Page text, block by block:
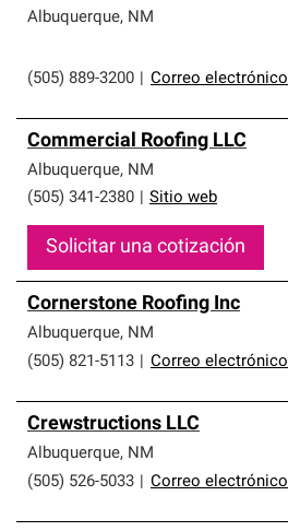
Albuquerque, NM
(505) 889-3200 Correo electrónico
Commercial Roofing LLC
Albuquerque, NM
(505) 341-2380
Sitio web
Solicitar una cotización
Cornerstone Roofing Inc
Albuquerque, NM
(505) 821-5113
Correo electrónico
Crewstructions LLC
Albuquerque, NM
(505) 526-5033
Correo electrónico